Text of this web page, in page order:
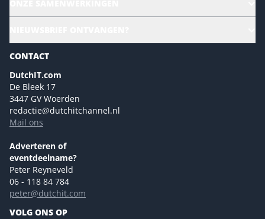
Magazines
Marketingmogelijkheden 2026
Eventmogelijkheden 2026
Advertising opportunities 2026 ENG
Event opportunities 2026 ENG
NL Digital
Versturen
CONTACT
DutchIT.com
De Bleek 17
3447 GV Woerden
redactie@dutchitchannel.nl
Mail ons
Adverteren of
eventdeelname?
Peter Reyneveld
06 - 118 84 784
peter@dutchit.com
VOLG ONS OP